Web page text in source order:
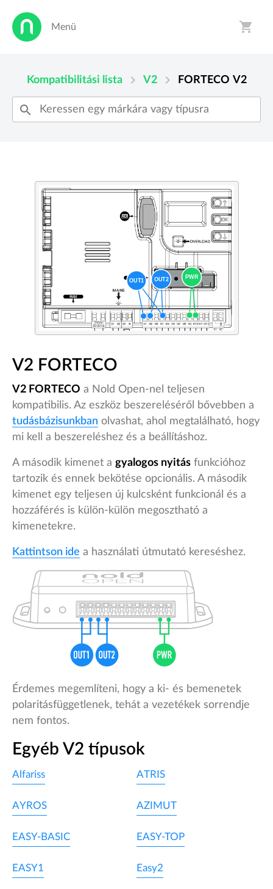
Menü shopping_cart
Kompatibilitási lista chevron_right V2 chevron_right FORTECO V2
search
V2 FORTECO
V2 FORTECO a Nold Open-nel teljesen
kompatibilis. Az eszköz beszereléséről bővebben a
tudásbázisunkban olvashat, ahol megtalálható, hogy
mi kell a beszereléshez és a beállításhoz.
A második kimenet a gyalogos nyitás funkcióhoz
tartozik és ennek bekötése opcionális. A második
kimenet egy teljesen új kulcsként funkcionál és a
hozzáférés is külön-külön megosztható a
kimenetekre.
Kattintson ide a használati útmutató kereséshez.
Érdemes megemlíteni, hogy a ki- és bemenetek
polaritásfüggetlenek, tehát a vezetékek sorrendje
nem fontos.
Egyéb V2 típusok
Alfariss ATRIS
AYROS AZIMUT
EASY-BASIC EASY-TOP
EASY1 Easy2